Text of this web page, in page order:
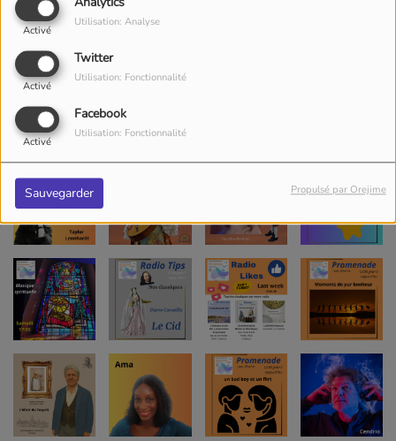
Activé
Utilisation: Analyse
Twitter
Activé
Utilisation: Fonctionnalité
Facebook
Activé
Utilisation: Fonctionnalité
Sauvegarder Propulsé par Orejime